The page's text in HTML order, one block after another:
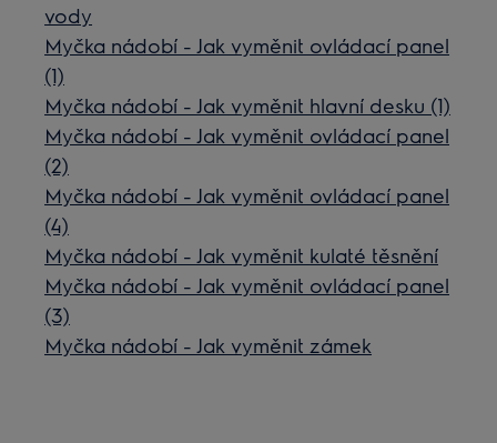
vody
Myčka nádobí - Jak vyměnit ovládací panel
(1)
Myčka nádobí - Jak vyměnit hlavní desku (1)
Myčka nádobí - Jak vyměnit ovládací panel
(2)
Myčka nádobí - Jak vyměnit ovládací panel
(4)
Myčka nádobí - Jak vyměnit kulaté těsnění
Myčka nádobí - Jak vyměnit ovládací panel
(3)
Myčka nádobí - Jak vyměnit zámek